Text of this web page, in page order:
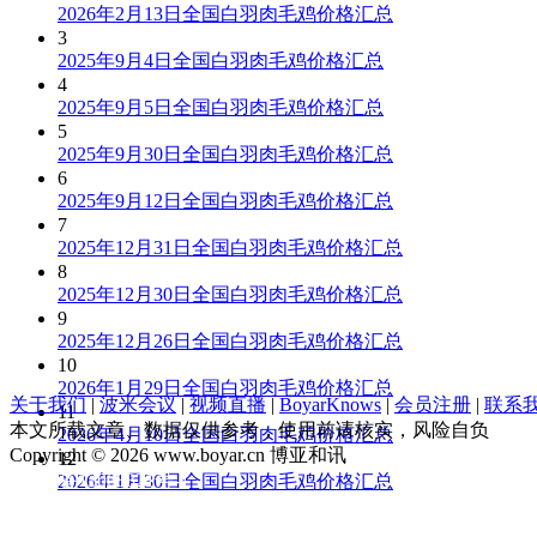
2026年2月13日全国白羽肉毛鸡价格汇总
3
2025年9月4日全国白羽肉毛鸡价格汇总
4
2025年9月5日全国白羽肉毛鸡价格汇总
5
2025年9月30日全国白羽肉毛鸡价格汇总
6
2025年9月12日全国白羽肉毛鸡价格汇总
7
2025年12月31日全国白羽肉毛鸡价格汇总
8
2025年12月30日全国白羽肉毛鸡价格汇总
9
2025年12月26日全国白羽肉毛鸡价格汇总
10
2026年1月29日全国白羽肉毛鸡价格汇总
11
2026年4月10日全国白羽肉毛鸡价格汇总
12
2026年1月30日全国白羽肉毛鸡价格汇总
关于我们 | 波米会议 | 视频直播 | BoyarKnows| 会员注册 | 联系
本文所载文章、数据仅供参考，使用前请核实，风险自负
Copyright © 2026 www.boyar.cn 博亚和讯
京ICP备13008321号-1